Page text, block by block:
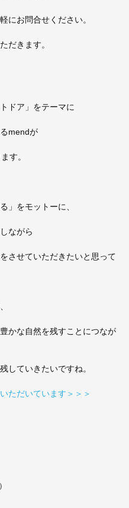
にお問合せください。
だきます。
ドア」をテーマに
mendが
す。
」をモットーに、
ながら
させていただきたいと思って
かな自然を残すことにつなが
していきたいですね。
ただいています＞＞＞